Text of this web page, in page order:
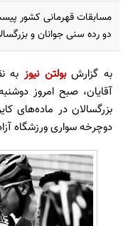
دو رده سنی جوانان و
به گزارشبولتن نیوزبه
دوچرخه سواری ورزشگاه